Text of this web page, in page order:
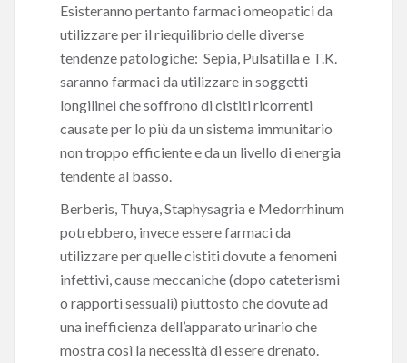
Esisteranno pertanto farmaci omeopatici da
utilizzare per il riequilibrio delle diverse
tendenze patologiche: Sepia, Pulsatilla e T.K.
saranno farmaci da utilizzare in soggetti
longilinei che soffrono di cistiti ricorrenti
causate per lo più da un sistema immunitario
non troppo efficiente e da un livello di energia
tendente al basso.
Berberis, Thuya, Staphysagria e Medorrhinum
potrebbero, invece essere farmaci da
utilizzare per quelle cistiti dovute a fenomeni
infettivi, cause meccaniche (dopo cateterismi
o rapporti sessuali) piuttosto che dovute ad
una inefficienza dell’apparato urinario che
mostra così la necessità di essere drenato.